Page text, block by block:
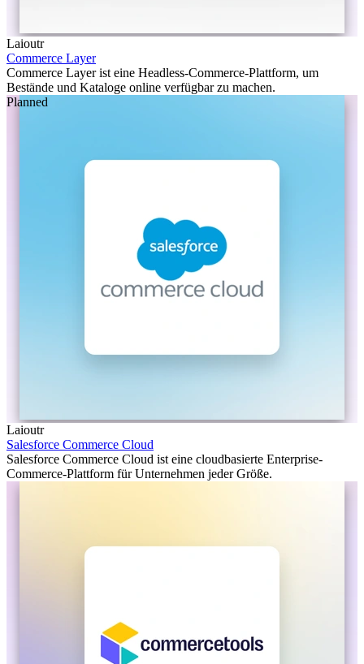
Laioutr
Commerce Layer
Commerce Layer ist eine Headless-Commerce-Plattform, um
Bestände und Kataloge online verfügbar zu machen.
Planned
Laioutr
Salesforce Commerce Cloud
Salesforce Commerce Cloud ist eine cloudbasierte Enterprise-
Commerce-Plattform für Unternehmen jeder Größe.